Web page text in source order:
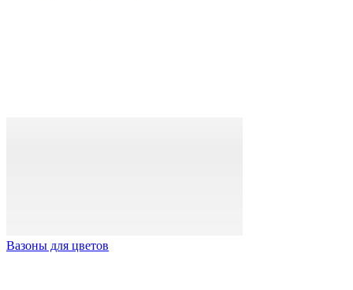
Вазоны для цветов